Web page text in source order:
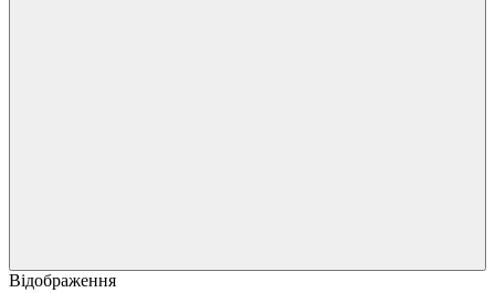
Відображення